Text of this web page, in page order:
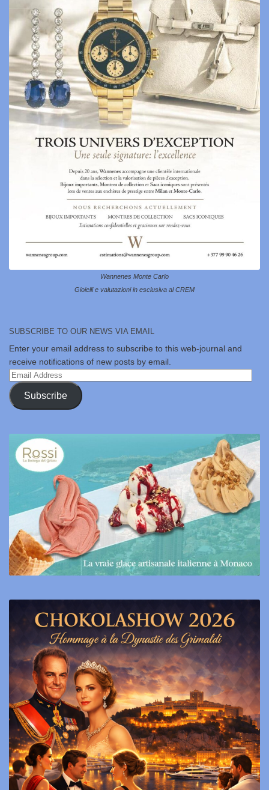
Wannenes Monte Carlo
Gioielli e valutazioni in esclusiva al CREM
SUBSCRIBE TO OUR NEWS VIA EMAIL
Enter your email address to subscribe to this web-journal and
receive notifications of new posts by email.
Email
Address
Subscribe